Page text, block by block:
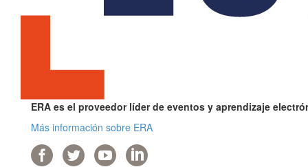
ERA es el proveedor líder de eventos y aprendizaje
Más información sobre ERA